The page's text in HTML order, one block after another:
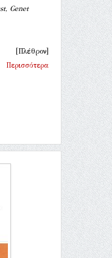
Genet
[Πλέθρον]
Περισσότερα